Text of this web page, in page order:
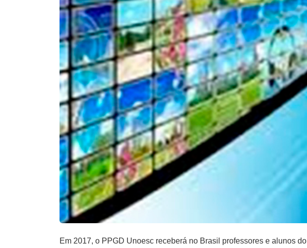
Em 2017, o PPGD Unoesc receberá no Brasil professores e alunos do